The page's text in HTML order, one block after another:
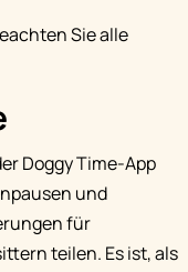
Sie alle
Doggy Time-App
und
für
teilen. Es ist, als